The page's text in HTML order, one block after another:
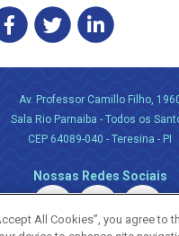
Av. Professor Camillo Filho,
Sala Rio Parnaiba - Todos os
CEP 64089-040 - Teresina - PI
Nossas Redes Sociais
All Cookies”, you agree to